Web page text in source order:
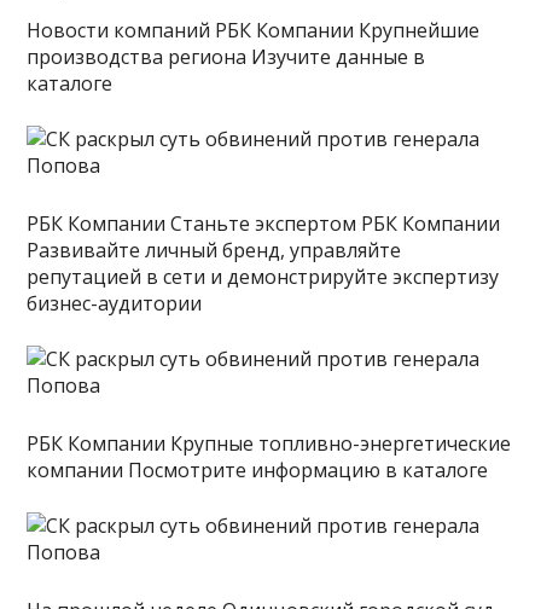
Новости компаний РБК Компании Крупнейшие
производства региона Изучите данные в
каталоге
РБК Компании Станьте экспертом РБК Компании
Развивайте личный бренд, управляйте
репутацией в сети и демонстрируйте экспертизу
бизнес-аудитории
РБК Компании Крупные топливно-энергетические
компании Посмотрите информацию в каталоге